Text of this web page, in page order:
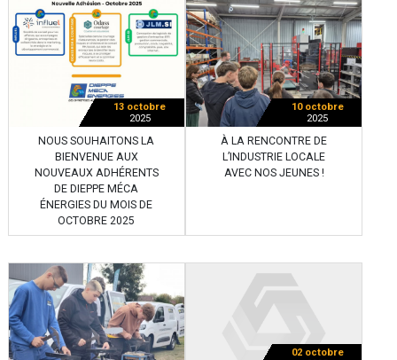
13 octobre
2025
NOUS SOUHAITONS LA
BIENVENUE AUX
NOUVEAUX ADHÉRENTS
DE DIEPPE MÉCA
ÉNERGIES DU MOIS DE
OCTOBRE 2025
10 octobre
2025
À LA RENCONTRE DE
L’INDUSTRIE LOCALE
AVEC NOS JEUNES !
02 octobre